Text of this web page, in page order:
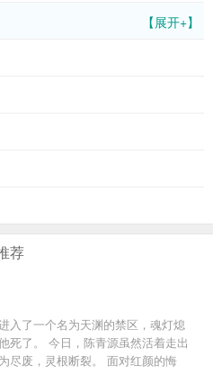
【展开+】
荐
入了一个名为天渊的禁区，魂灯熄
死了。 今日，陈青源虽然活着走出
尽废，灵根断裂。 面对红颜的悔